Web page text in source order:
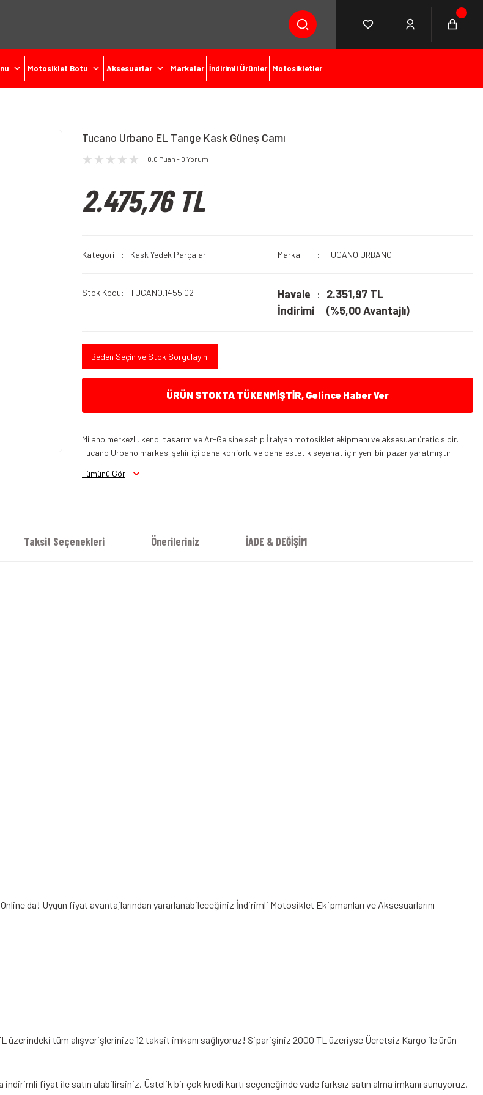
Motosiklet Botu Aksesuarlar Markalar İndirimli Ürünler Motosikletler
Tucano Urbano EL Tange Kask Güneş Camı
0.0 Puan - 0 Yorum
2.475,76 TL
Kategori Kask Yedek Parçaları Marka TUCANO URBANO
Stok Kodu TUCANO.1455.02
Havale
İndirimi
2.351,97 TL
(%5,00 Avantajlı)
Beden Seçin ve Stok Sorgulayın!
ÜRÜN STOKTA TÜKENMİŞTİR, Gelince Haber Ver
Milano merkezli, kendi tasarım ve Ar-Ge'sine sahip İtalyan motosiklet ekipmanı ve aksesuar üreticisidir.
Tucano Urbano markası şehir içi daha konforlu ve daha estetik seyahat için yeni bir pazar yaratmıştır.
Tümünü Gör
Taksit Seçenekleri Önerileriniz İADE & DEĞİŞİM
da! Uygun fiyat avantajlarından yararlanabileceğiniz İndirimli Motosiklet Ekipmanları ve Aksesuarlarını
tüm alışverişlerinize 12 taksit imkanı sağlıyoruz! Siparişiniz 2000 TL üzeriyse Ücretsiz Kargo ile ürün
indirimli fiyat ile satın alabilirsiniz. Üstelik bir çok kredi kartı seçeneğinde vade farksız satın alma imkanı sunuyoruz.